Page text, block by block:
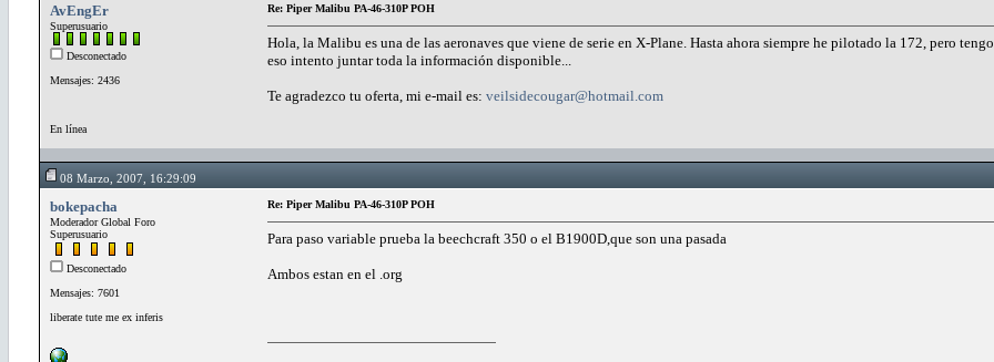
AvEngEr
Superusuario
Desconectado
Mensajes: 2436
En línea
Re: Piper Malibu PA-46-310P POH
Hola, la Malibu es una de las aeronaves que viene de serie en X-Plane. Hasta ahora siempre he pilotado la 172, pero
eso intento juntar toda la información disponible...
Te agradezco tu oferta, mi e-mail es: veilsidecougar@hotmail.com
08 Marzo, 2007, 16:29:09
bokepacha
Moderador Global Foro
Superusuario
Desconectado
Mensajes: 7601
liberate tute me ex inferis
Re: Piper Malibu PA-46-310P POH
Para paso variable prueba la beechcraft 350 o el B1900D,que son una pasada
Ambos estan en el .org